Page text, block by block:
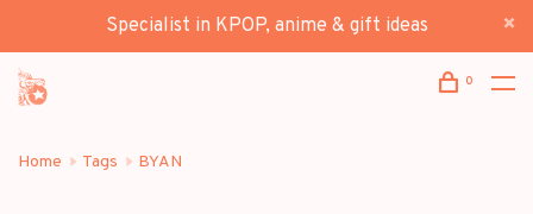
Specialist in KPOP, anime & gift ideas
0
Home Tags BYAN